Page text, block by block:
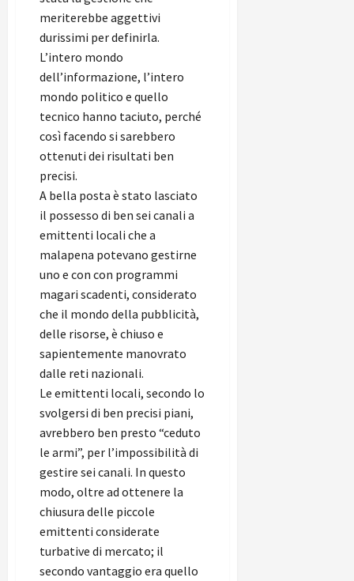
meriterebbe aggettivi
durissimi per definirla.
L’intero mondo
dell’informazione, l’intero
mondo politico e quello
tecnico hanno taciuto, perché
così facendo si sarebbero
ottenuti dei risultati ben
precisi.
A bella posta è stato lasciato
il possesso di ben sei canali a
emittenti locali che a
malapena potevano gestirne
uno e con con programmi
magari scadenti, considerato
che il mondo della pubblicità,
delle risorse, è chiuso e
sapientemente manovrato
dalle reti nazionali.
Le emittenti locali, secondo lo
svolgersi di ben precisi piani,
avrebbero ben presto “ceduto
le armi”, per l’impossibilità di
gestire sei canali. In questo
modo, oltre ad ottenere la
chiusura delle piccole
emittenti considerate
turbative di mercato; il
secondo vantaggio era quello